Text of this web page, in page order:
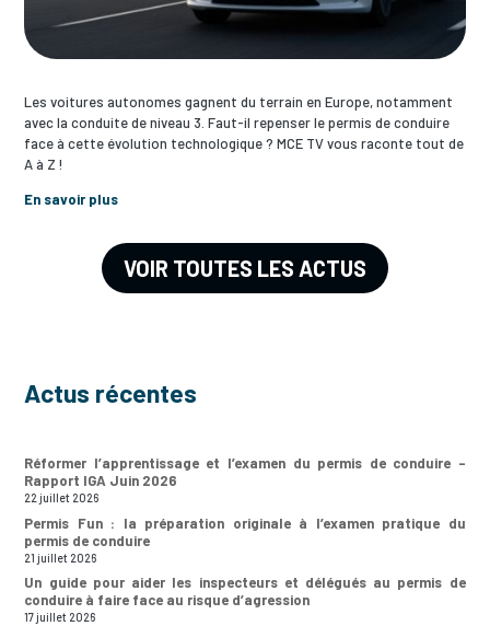
Les voitures autonomes gagnent du terrain en Europe, notamment
avec la conduite de niveau 3. Faut-il repenser le permis de conduire
face à cette évolution technologique ? MCE TV vous raconte tout de
A à Z !
En savoir plus
VOIR TOUTES LES ACTUS
Actus récentes
Réformer l’apprentissage et l’examen du permis de conduire –
Rapport IGA Juin 2026
22 juillet 2026
Permis Fun : la préparation originale à l’examen pratique du
permis de conduire
21 juillet 2026
Un guide pour aider les inspecteurs et délégués au permis de
conduire à faire face au risque d’agression
17 juillet 2026